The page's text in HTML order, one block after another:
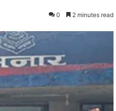
0 2 minutes read